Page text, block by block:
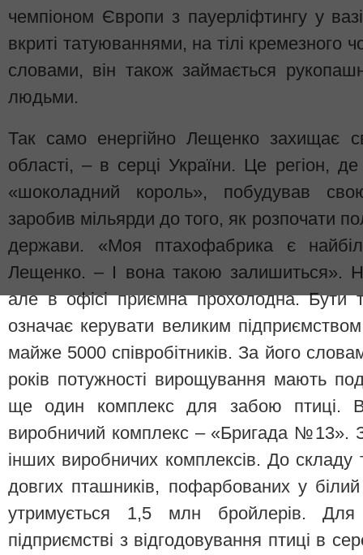
чемпіоном Європи з пауерліфтингу у
вкриті татуюваннями, на тілі кремезного
словами, він також займається
людьми.
Так само енергійно Лещенко захищає
області, – в серці України. Це регіон,
«шоколадний король», побудував
заробив мільярди до того, як розпочати
держави. «Моя птахофабрика є
Лещенко. – І вона такою залишиться».
але в офісі приємна прохолодна. Бути
означає керувати великим
майже 5000 співробітників. За його
років потужності вирощування мають
ще один комплекс для забою птиці.
виробничий комплекс – «Бригада №13».
інших виробничих комплексів. До складу
довгих пташників, пофарбованих у
утримується 1,5 млн бройлерів. Для
підприємстві з відгодовування птиці в